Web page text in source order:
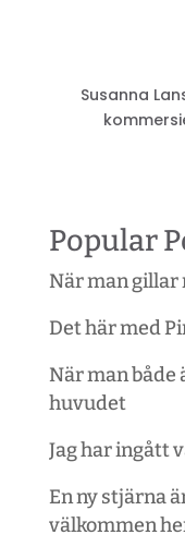
Susanna
Popular
När man gillar
Det här med
När man både
huvudet
Jag har ingått
En ny stjärna
välkommen